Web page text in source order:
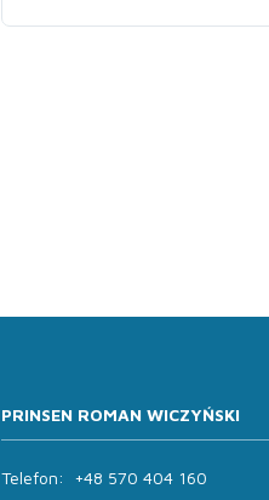
PRINSEN ROMAN WICZYŃSKI
Telefon:
+48 570 404 160